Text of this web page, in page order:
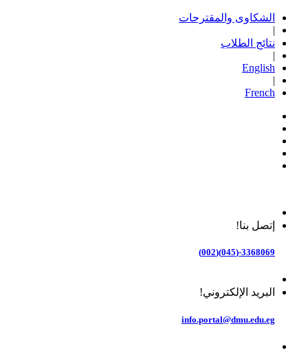
الشكاوى والمقترحات
|
نتائج الطلاب
|
English
|
French
إتصل بنا!
3368069-(045)(002)
البريد الإلكتروني!
info.portal@dmu.edu.eg